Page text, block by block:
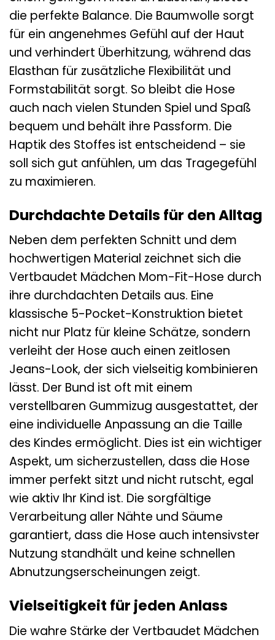
die perfekte Balance. Die Baumwolle sorgt
für ein angenehmes Gefühl auf der Haut
und verhindert Überhitzung, während das
Elasthan für zusätzliche Flexibilität und
Formstabilität sorgt. So bleibt die Hose
auch nach vielen Stunden Spiel und Spaß
bequem und behält ihre Passform. Die
Haptik des Stoffes ist entscheidend – sie
soll sich gut anfühlen, um das Tragegefühl
zu maximieren.
Durchdachte Details für den Alltag
Neben dem perfekten Schnitt und dem
hochwertigen Material zeichnet sich die
Vertbaudet Mädchen Mom-Fit-Hose durch
ihre durchdachten Details aus. Eine
klassische 5-Pocket-Konstruktion bietet
nicht nur Platz für kleine Schätze, sondern
verleiht der Hose auch einen zeitlosen
Jeans-Look, der sich vielseitig kombinieren
lässt. Der Bund ist oft mit einem
verstellbaren Gummizug ausgestattet, der
eine individuelle Anpassung an die Taille
des Kindes ermöglicht. Dies ist ein wichtiger
Aspekt, um sicherzustellen, dass die Hose
immer perfekt sitzt und nicht rutscht, egal
wie aktiv Ihr Kind ist. Die sorgfältige
Verarbeitung aller Nähte und Säume
garantiert, dass die Hose auch intensivster
Nutzung standhält und keine schnellen
Abnutzungserscheinungen zeigt.
Vielseitigkeit für jeden Anlass
Die wahre Stärke der Vertbaudet Mädchen